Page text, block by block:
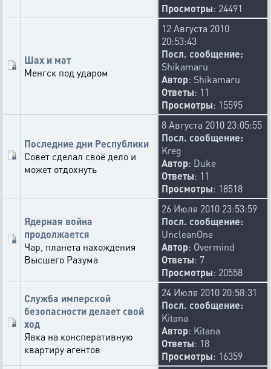
Просмотры: 24491
Шах и мат
Менгск под ударом
12 Августа 2010
20:53:43
Посл. сообщение:
Shikamaru
Автор: Shikamaru
Ответы: 11
Просмотры: 15595
Последние дни Республики
Совет сделал своё дело и
может отдохнуть
8 Августа 2010 23:05:55
Посл. сообщение:
Kreg
Автор: Duke
Ответы: 11
Просмотры: 18518
Ядерная война
продолжается
Чар, планета нахождения
Высшего Разума
26 Июля 2010 23:53:59
Посл. сообщение:
UncleanOne
Автор: Overmind
Ответы: 7
Просмотры: 20558
Служба имперской
безопасности делает свой
ход
Явка на консперативную
квартиру агентов
24 Июля 2010 20:58:31
Посл. сообщение:
Kitana
Автор: Kitana
Ответы: 18
Просмотры: 16359